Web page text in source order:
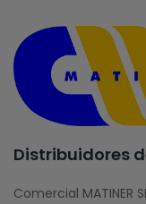
Distribuidores
Comercial MATINER